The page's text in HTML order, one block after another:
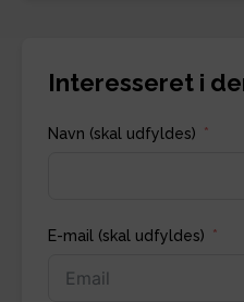
Interesseret i
Navn (skal udfyldes)
E-mail (skal udfyldes)